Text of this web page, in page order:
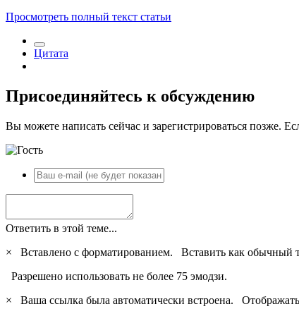
Просмотреть полный текст статьи
Цитата
Присоединяйтесь к обсуждению
Вы можете написать сейчас и зарегистрироваться позже.
Ответить в этой теме...
×
Вставлено с форматированием. Вставить как обычный
Разрешено использовать не более 75 эмодзи.
×
Ваша ссылка была автоматически встроена.